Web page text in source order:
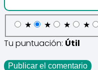
★ ★ ★ ★
Tu puntuación: Útil